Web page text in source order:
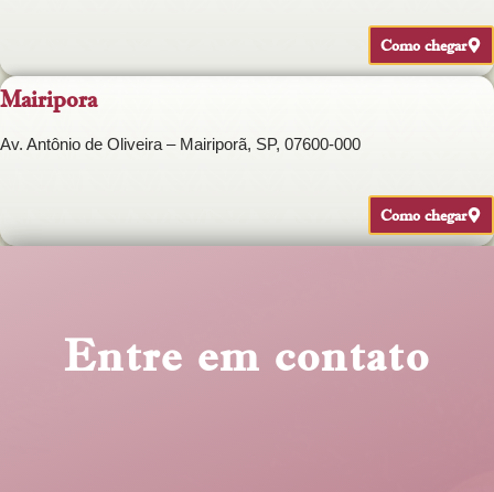
Como chegar
Mairipora
Av. Antônio de Oliveira – Mairiporã, SP, 07600-000
Como chegar
Entre em contato